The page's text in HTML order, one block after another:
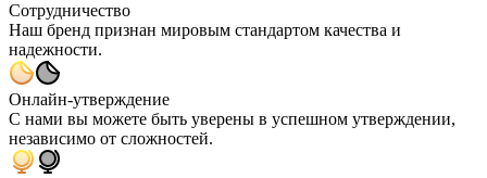
Сотрудничество
Наш бренд признан мировым стандартом качества и
надежности.
Онлайн-утверждение
С нами вы можете быть уверены в успешном утверждении,
независимо от сложностей.